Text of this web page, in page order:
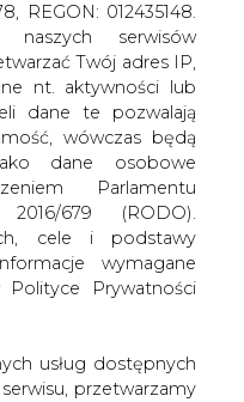
SIĘ
REGON: 012435148.
serwisów
Twój adres IP,
nt. aktywności lub
dane te pozwalają
wówczas będą
dane osobowe
Parlamentu
679 (RODO).
cele i podstawy
wymagane
Prywatności
usług dostępnych
przetwarzamy